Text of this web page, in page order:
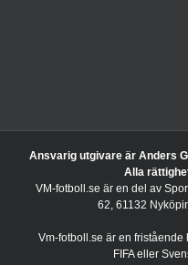
Ansvarig utgivare är Anders
Alla
VM-fotboll.se är en del av
62, 61132
Vm-fotboll.se är en
FIFA eller